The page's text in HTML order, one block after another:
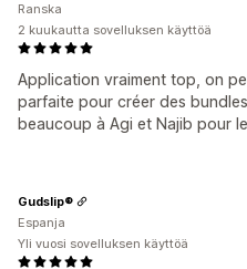
Application vraiment top, on
parfaite pour créer des
beaucoup à Agi et Najib pour
Ranska
2 kuukautta sovelluksen käyttöä
Gudslip®
Espanja
Yli vuosi sovelluksen käyttöä